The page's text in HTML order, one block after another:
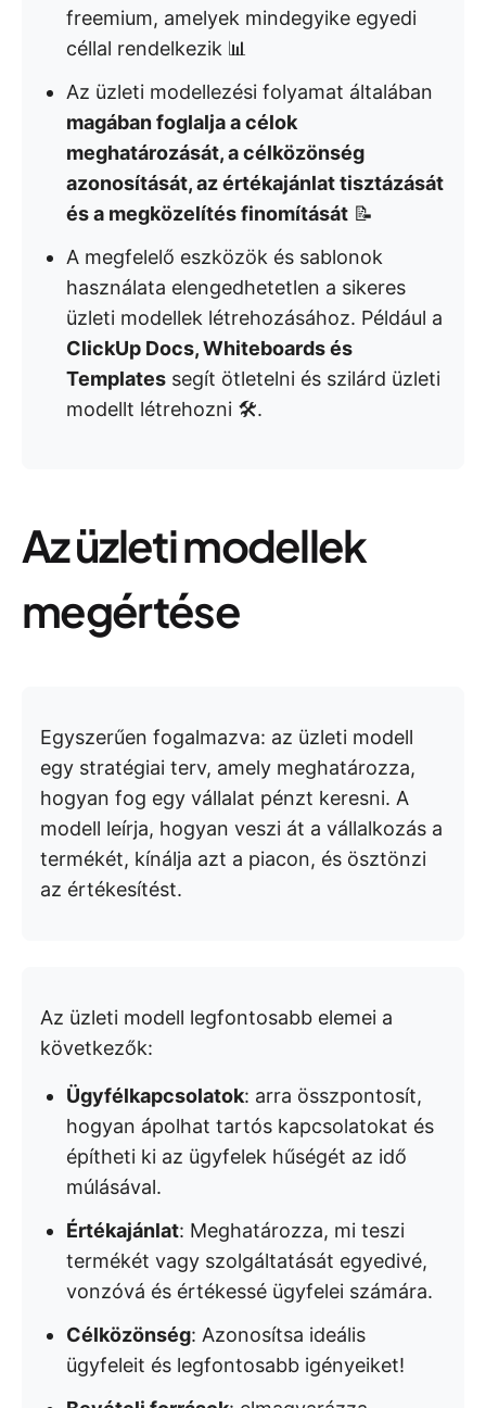
freemium, amelyek mindegyike egyedi
céllal rendelkezik 📊
Az üzleti modellezési folyamat általában
magában foglalja a célok
meghatározását, a célközönség
azonosítását, az értékajánlat tisztázását
és a megközelítés finomítását 📝
A megfelelő eszközök és sablonok
használata elengedhetetlen a sikeres
üzleti modellek létrehozásához. Például a
ClickUp Docs, Whiteboards és
Templates segít ötletelni és szilárd üzleti
modellt létrehozni 🛠️.
Az üzleti modellek
megértése
Egyszerűen fogalmazva: az üzleti modell
egy stratégiai terv, amely meghatározza,
hogyan fog egy vállalat pénzt keresni. A
modell leírja, hogyan veszi át a vállalkozás a
termékét, kínálja azt a piacon, és ösztönzi
az értékesítést.
Az üzleti modell legfontosabb elemei a
következők:
Ügyfélkapcsolatok: arra összpontosít,
hogyan ápolhat tartós kapcsolatokat és
építheti ki az ügyfelek hűségét az idő
múlásával.
Értékajánlat: Meghatározza, mi teszi
termékét vagy szolgáltatását egyedivé,
vonzóvá és értékessé ügyfelei számára.
Célközönség: Azonosítsa ideális
ügyfeleit és legfontosabb igényeiket!